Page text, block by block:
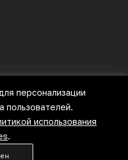
персонализации
пользователей.
использования
.